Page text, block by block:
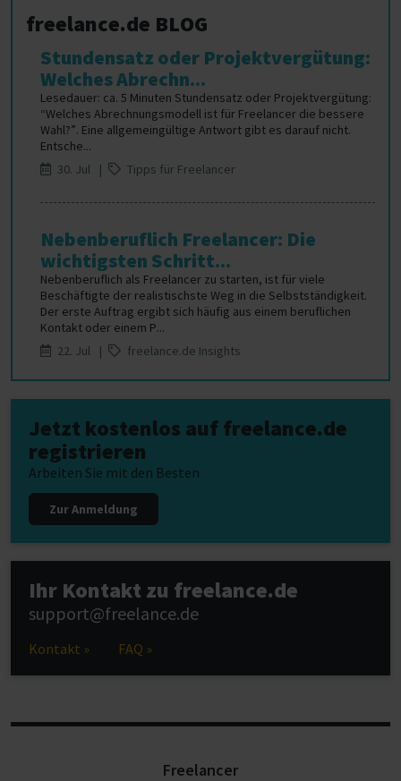
freelance.de BLOG
Stundensatz oder Projektvergütung:
Welches Abrechn...
Lesedauer: ca. 5 Minuten Stundensatz oder Projektvergütung:
“Welches Abrechnungsmodell ist für Freelancer die bessere
Wahl?”. Eine allgemeingültige Antwort gibt es darauf nicht.
Entsche...
30. Jul |
Tipps für Freelancer
Nebenberuflich Freelancer: Die
wichtigsten Schritt...
Nebenberuflich als Freelancer zu starten, ist für viele
Beschäftigte der realistischste Weg in die Selbstständigkeit.
Der erste Auftrag ergibt sich häufig aus einem beruflichen
Kontakt oder einem P...
22. Jul |
freelance.de Insights
Jetzt kostenlos auf freelance.de
registrieren
Arbeiten Sie mit den Besten
Zur Anmeldung
Ihr Kontakt zu freelance.de
support@freelance.de
Kontakt » FAQ »
Freelancer